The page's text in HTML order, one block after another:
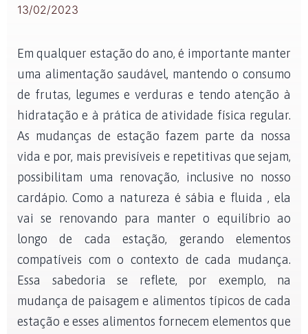
13/02/2023
Em qualquer estação do ano, é importante manter
uma alimentação saudável, mantendo o consumo
de frutas, legumes e verduras e tendo atenção à
hidratação e à prática de atividade física regular.
As mudanças de estação fazem parte da nossa
vida e por, mais previsíveis e repetitivas que sejam,
possibilitam uma renovação, inclusive no nosso
cardápio. Como a natureza é sábia e fluida , ela
vai se renovando para manter o equilíbrio ao
longo de cada estação, gerando elementos
compatíveis com o contexto de cada mudança.
Essa sabedoria se reflete, por exemplo, na
mudança de paisagem e alimentos típicos de cada
estação e esses alimentos fornecem elementos que